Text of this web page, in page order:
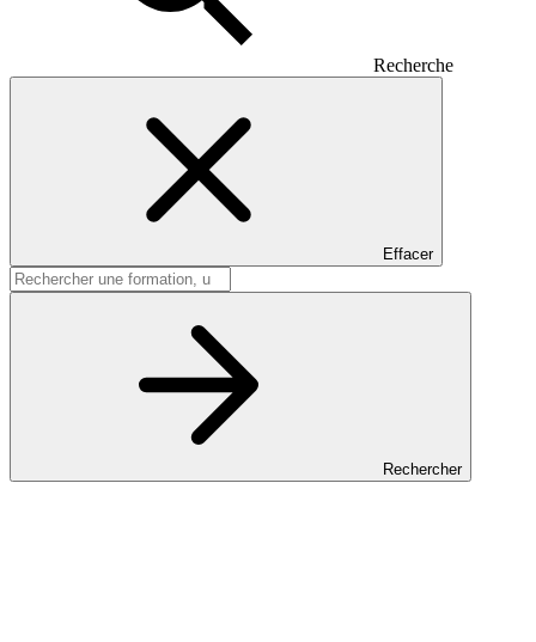
Recherche
Effacer
Rechercher